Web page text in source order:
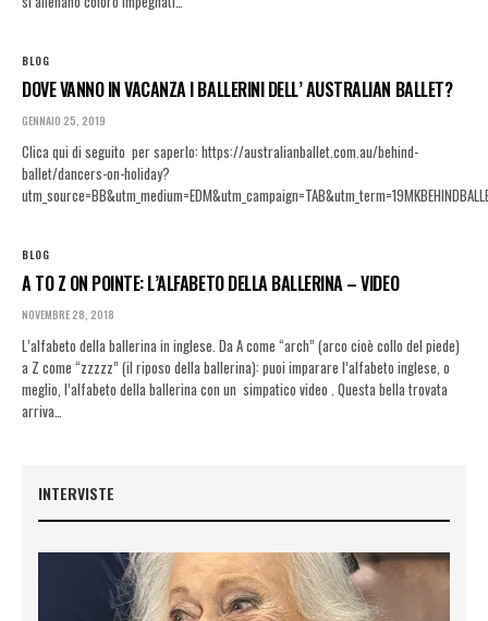
BLOG
DOVE VANNO IN VACANZA I BALLERINI DELL’ AUSTRALIAN BALLET?
GENNAIO 25, 2019
Clica qui di seguito per saperlo: https://australianballet.com.au/behind-
ballet/dancers-on-holiday?
BLOG
A TO Z ON POINTE: L’ALFABETO DELLA BALLERINA – VIDEO
NOVEMBRE 28, 2018
L’alfabeto della ballerina in inglese. Da A come “arch” (arco cioè collo del piede)
a Z come “zzzzz” (il riposo della ballerina): puoi imparare l’alfabeto inglese, o
meglio, l’alfabeto della ballerina con un simpatico video . Questa bella trovata
arriva…
INTERVISTE